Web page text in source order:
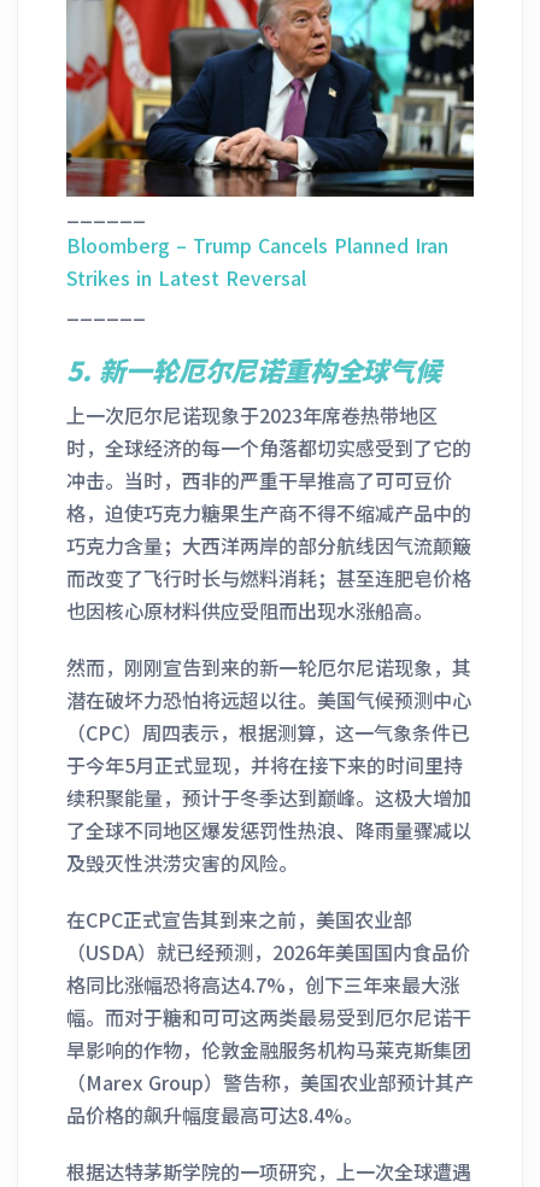
Bloomberg – Trump Cancels Planned Iran
Strikes in Latest Reversal
5. 新一轮厄尔尼诺重构全球气候
上一次厄尔尼诺现象于2023年席卷热带地区
时，全球经济的每一个角落都切实感受到了它的
冲击。当时，西非的严重干旱推高了可可豆价
格，迫使巧克力糖果生产商不得不缩减产品中的
巧克力含量；大西洋两岸的部分航线因气流颠簸
而改变了飞行时长与燃料消耗；甚至连肥皂价格
也因核心原材料供应受阻而出现水涨船高。
然而，刚刚宣告到来的新一轮厄尔尼诺现象，其
潜在破坏力恐怕将远超以往。美国气候预测中心
（CPC）周四表示，根据测算，这一气象条件已
于今年5月正式显现，并将在接下来的时间里持
续积聚能量，预计于冬季达到巅峰。这极大增加
了全球不同地区爆发惩罚性热浪、降雨量骤减以
及毁灭性洪涝灾害的风险。
在CPC正式宣告其到来之前，美国农业部
（USDA）就已经预测，2026年美国国内食品价
格同比涨幅恐将高达4.7%，创下三年来最大涨
幅。而对于糖和可可这两类最易受到厄尔尼诺干
旱影响的作物，伦敦金融服务机构马莱克斯集团
（Marex Group）警告称，美国农业部预计其产
品价格的飙升幅度最高可达8.4%。
根据达特茅斯学院的一项研究，上一次全球遭遇